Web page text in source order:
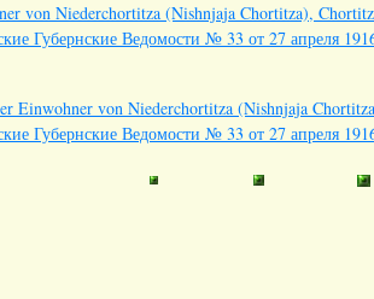
von Niederchortitza (Nishnjaja Chortitza),
Губернские Ведомости № 33 от 27 апреля
Einwohner von Niederchortitza (Nishnjaja
Губернские Ведомости № 33 от 27 апреля